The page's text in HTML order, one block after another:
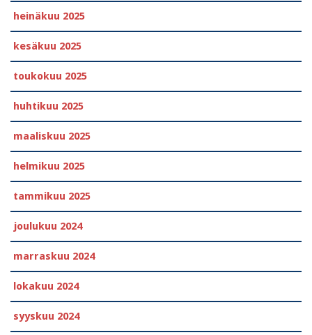
heinäkuu 2025
kesäkuu 2025
toukokuu 2025
huhtikuu 2025
maaliskuu 2025
helmikuu 2025
tammikuu 2025
joulukuu 2024
marraskuu 2024
lokakuu 2024
syyskuu 2024